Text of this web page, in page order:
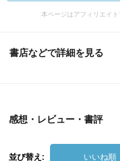
本ページはアフィリエイ
書店などで詳細を見る
感想・レビュー・書評
並び替え: いいね順